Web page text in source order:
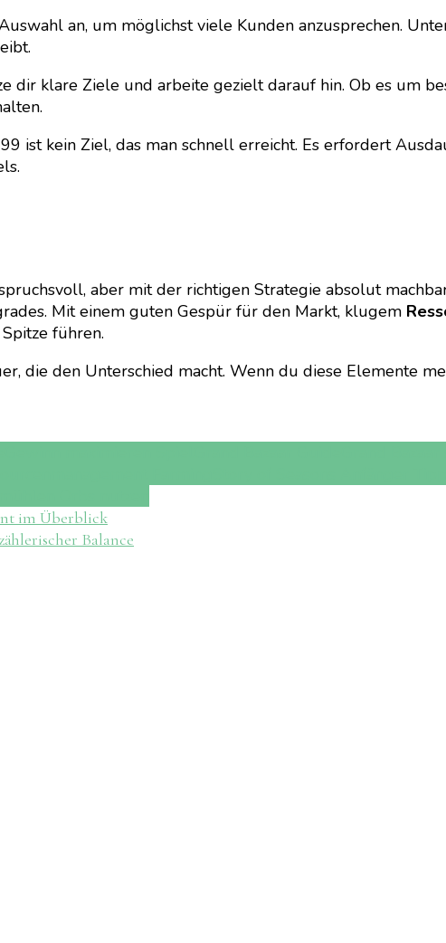
an, um möglichst viele Kunden anzusprechen.
dir klare Ziele und arbeite gezielt darauf hin. Ob es um
ist kein Ziel, das man schnell erreicht. Es erfordert
aber mit der richtigen Strategie absolut
Mit einem guten Gespür für den Markt, klugem
führen.
die den Unterschied macht. Wenn du diese Elemente
im Überblick
Balance